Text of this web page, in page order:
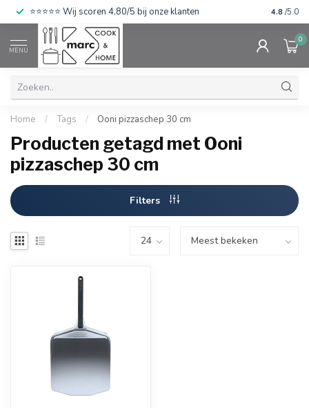
⭐⭐⭐⭐⭐ Wij scoren 4,80/5 bij onze klanten 4.8 /5.0
MENU
0
Home / Tags / Ooni pizzaschep 30 cm
Producten getagd met Ooni
pizzaschep 30 cm
Filters